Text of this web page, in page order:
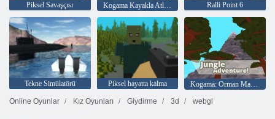
Piksel Savaşçısı Kogama Kayakla Atlama! Ralli Point 6
Tekne Simülatörü Piksel hayatta kalma
Kogama: Orman Macerası
Online Oyunlar
Kız Oyunları Giydirme 3d webgl